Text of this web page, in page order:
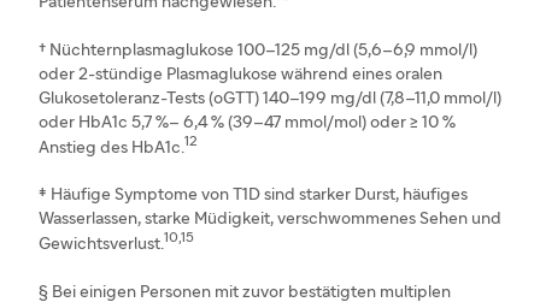
† Nüchternplasmaglukose 100–125 mg/dl (5,6–6,9 mmol/l)
oder 2-stündige Plasmaglukose während eines oralen
Glukosetoleranz-Tests (oGTT) 140–199 mg/dl (7,8–11,0 mmol/l)
oder HbA1c 5,7 %– 6,4 % (39–47 mmol/mol) oder ≥ 10 %
Anstieg des HbA1c. 12
‡ Häufige Symptome von T1D sind starker Durst, häufiges
Wasserlassen, starke Müdigkeit, verschwommenes Sehen und
Gewichtsverlust.10,15
§ Bei einigen Personen mit zuvor bestätigten multiplen